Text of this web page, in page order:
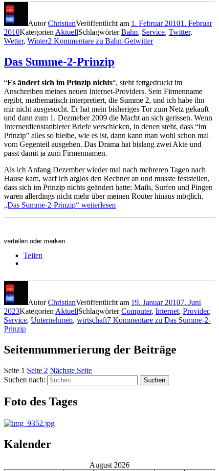
AutorChristianVeröffentlicht am 1. Februar 20101. Februar
2010KategorienAktuellSchlagwörterBahn, Service, Twitter,
Wetter, Winter2 Kommentare zu Bahn-Getwitter
Das Summe-2-Prinzip
“Es ändert sich im Prinzip nichts“, steht fettgedruckt im
Anschreiben meines neuen Internet-Providers. Sein Firmenname
ergibt, mathematisch interpretiert, die Summe 2, und ich habe ihn
mir nicht ausgesucht. Er hat mein bisheriges Tor zum Netz gekauft
und dann zum 1. Dezmeber 2009 die Macht an sich gerissen. Wenn
Internetdienstanbieter Briefe verschicken, in denen steht, dass “im
Prinzip” alles so bleibe, wie es ist, dann kann man wohl schon mal
vom Gegenteil ausgehen. Das Drama hat bislang zwei Akte und
passt damit ja zum Firmennamen.
Als ich Anfang Dezember wieder mal nach mehreren Tagen nach
Hause kam, warf ich arglos den Rechner an und musste feststellen,
dass sich im Prinzip nichts geändert hatte: Mails, Surfen und Pingen
waren allerdings nicht mehr über meinen Router hinaus möglich.
„Das Summe-2-Prinzip“ weiterlesen
verteilen oder merken
Teilen
AutorChristianVeröffentlicht am 19. Januar 20107. Juni
2023Kategorien AktuellSchlagwörterComputer, Internet, Provider,
Service, Unternehmen, wirtschaft7 Kommentare zu Das Summe-2-
Prinzip
Seitennummerierung der Beiträge
Seite 1 Seite 2 Nächste Seite
Suchen nach:
Suchen
Foto des Tages
Kalender
August 2026